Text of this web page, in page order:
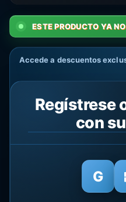
ESTE PRODUCTO YA
Accede a descuentos
Regístrese
con